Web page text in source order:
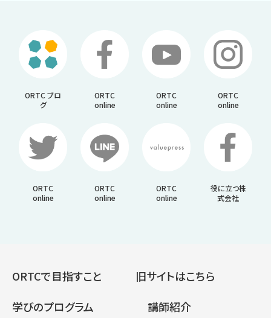
ORTC ブロ
グ
ORTC
online
ORTC
online
ORTC
online
ORTC
online
ORTC
online
ORTC
online
役に立つ株
式会社
ORTCで目指すこと
旧サイトはこちら
学びのプログラム
講師紹介